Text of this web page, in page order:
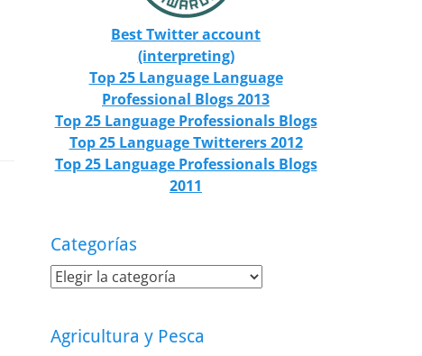
Best Twitter account
(interpreting)
Top 25 Language Language
Professional Blogs 2013
Top 25 Language Professionals Blogs
Top 25 Language Twitterers 2012
Top 25 Language Professionals Blogs
2011
Categorías
Categorías
Agricultura y Pesca